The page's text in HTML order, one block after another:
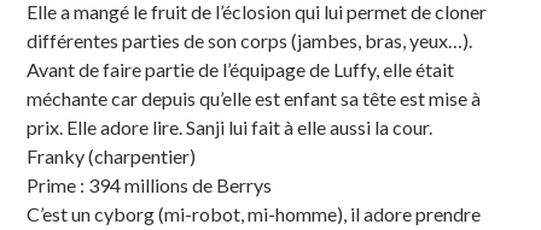
Elle a mangé le fruit de l’éclosion qui lui permet de cloner
différentes parties de son corps (jambes, bras, yeux…).
Avant de faire partie de l’équipage de Luffy, elle était
méchante car depuis qu’elle est enfant sa tête est mise à
prix. Elle adore lire. Sanji lui fait à elle aussi la cour.
Franky (charpentier)
Prime : 394 millions de Berrys
C’est un cyborg (mi-robot, mi-homme), il adore prendre